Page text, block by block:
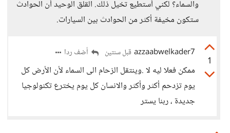
والسماء؟ لكني أستطيع تخيل ذلك. القلق الوحيد أن الحوادث
ستكون مخيفة أكثر من الحوادث بين السيارات.
1
azzaabwelkader7 قبل سنتين أضف ردا
ممكن فعلا ليه لا .وينتقل الزحام الى السماء لأن الأرض كل
يوم تزدحم أكثر وأكثر والانسان كل يوم يخترع تكنولوجيا
جديدة ، ربنا يستر